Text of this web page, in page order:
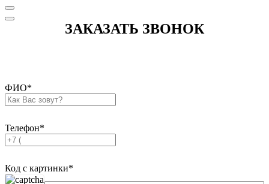
ЗАКАЗАТЬ ЗВОНОК
ФИО*
Телефон*
Код с картинки*